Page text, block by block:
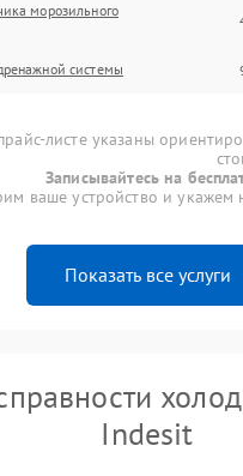
морозильного
системы
листе указаны
Записывайтесь на
ваше устройство и укажем
Показать все услуги
Indesit